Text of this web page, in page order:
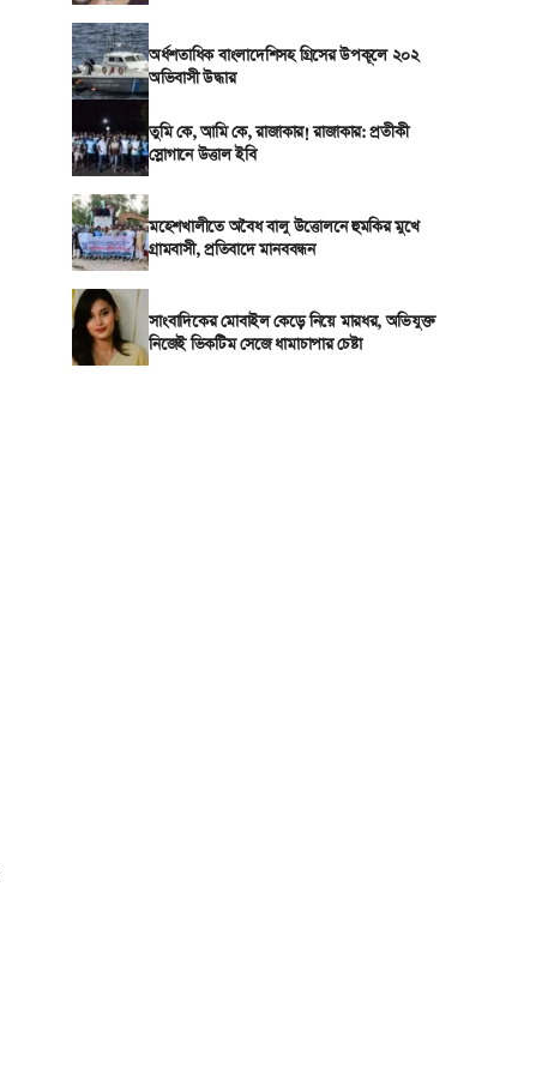
অর্ধশতাধিক বাংলাদেশিসহ গ্রিসের উপকূলে ২০২
অভিবাসী উদ্ধার
তুমি কে, আমি কে, রাজাকার! রাজাকার: প্রতীকী
স্লোগানে উত্তাল ইবি
মহেশখালীতে অবৈধ বালু উত্তোলনে হুমকির মুখে
গ্রামবাসী, প্রতিবাদে মানববন্ধন
সাংবাদিকের মোবাইল কেড়ে নিয়ে মারধর, অভিযুক্ত
নিজেই ভিকটিম সেজে ধামাচাপার চেষ্টা